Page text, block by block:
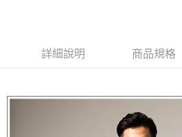
每筆NT$90，滿NT$1,000(含以上)免運費
詳細說明 商品規格